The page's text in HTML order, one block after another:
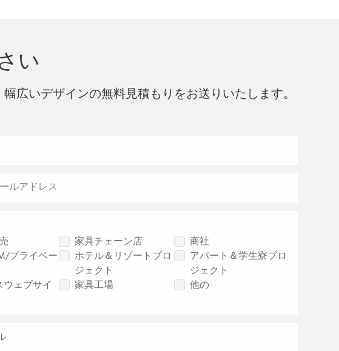
い
広いデザインの無料見積もりをお送りいたします。
ルアドレス
家具チェーン店
商社
プライベー
ホテル＆リゾートプロ
ジェクト
アパート＆学生寮プロ
ジェクト
ウェブサイ
家具工場 他の